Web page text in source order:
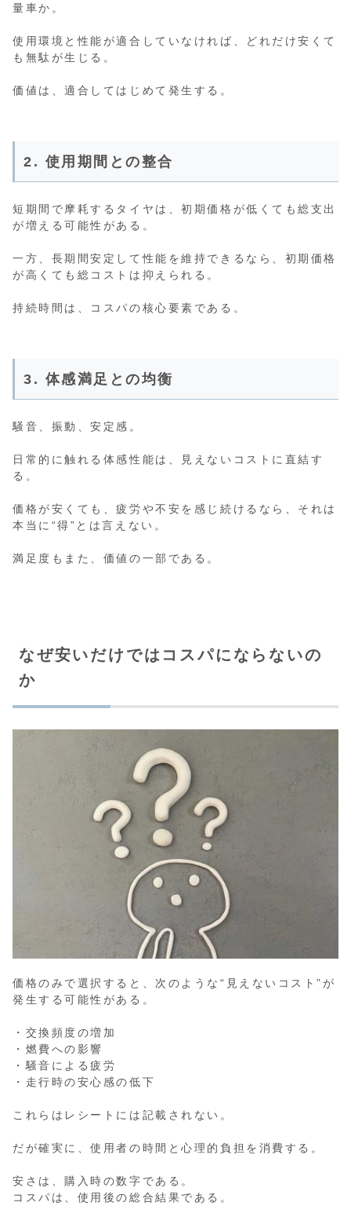
量車か。
使用環境と性能が適合していなければ、どれだけ安くて
も無駄が生じる。
価値は、適合してはじめて発生する。
2. 使用期間との整合
短期間で摩耗するタイヤは、初期価格が低くても総支出
が増える可能性がある。
一方、長期間安定して性能を維持できるなら、初期価格
が高くても総コストは抑えられる。
持続時間は、コスパの核心要素である。
3. 体感満足との均衡
騒音、振動、安定感。
日常的に触れる体感性能は、見えないコストに直結す
る。
価格が安くても、疲労や不安を感じ続けるなら、それは
本当に“得”とは言えない。
満足度もまた、価値の一部である。
なぜ安いだけではコスパにならないの
か
価格のみで選択すると、次のような“見えないコスト”が
発生する可能性がある。
・交換頻度の増加
・燃費への影響
・騒音による疲労
・走行時の安心感の低下
これらはレシートには記載されない。
だが確実に、使用者の時間と心理的負担を消費する。
安さは、購入時の数字である。
コスパは、使用後の総合結果である。